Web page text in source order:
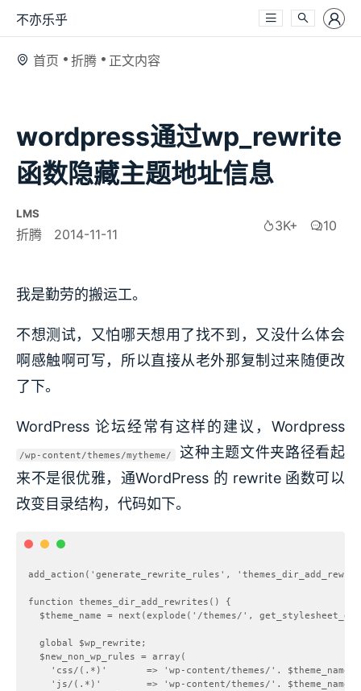
不亦乐乎
首页 折腾 正文内容
wordpress通过wp_rewrite
函数隐藏主题地址信息
LMS
折腾 2014-11-11
3K+ 10
我是勤劳的搬运工。
不想测试，又怕哪天想用了找不到，又没什么体会
啊感触啊可写，所以直接从老外那复制过来随便改
了下。
WordPress 论坛经常有这样的建议，Wordpress
/wp-content/themes/mytheme/
这种主题文件夹路径看起
来不是很优雅，通WordPress 的 rewrite 函数可以
改变目录结构，代码如下。
add_action('generate_rewrite_rules',
function themes_dir_add_rewrites() {
$theme_name = next(explode('/themes/',
  global $wp_rewrite;
  $new_non_wp_rules = array(
'css/(.*)'       => 'wp-content/themes/'.
'js/(.*)'        => 'wp-content/themes/'.